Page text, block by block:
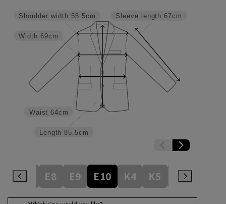
Sleeve length 67cm
Length 85.5cm
Waist 64cm
Width 69cm
Shoulder width 55.5cm
E7 E8 E9 E10 K4 K5 K6